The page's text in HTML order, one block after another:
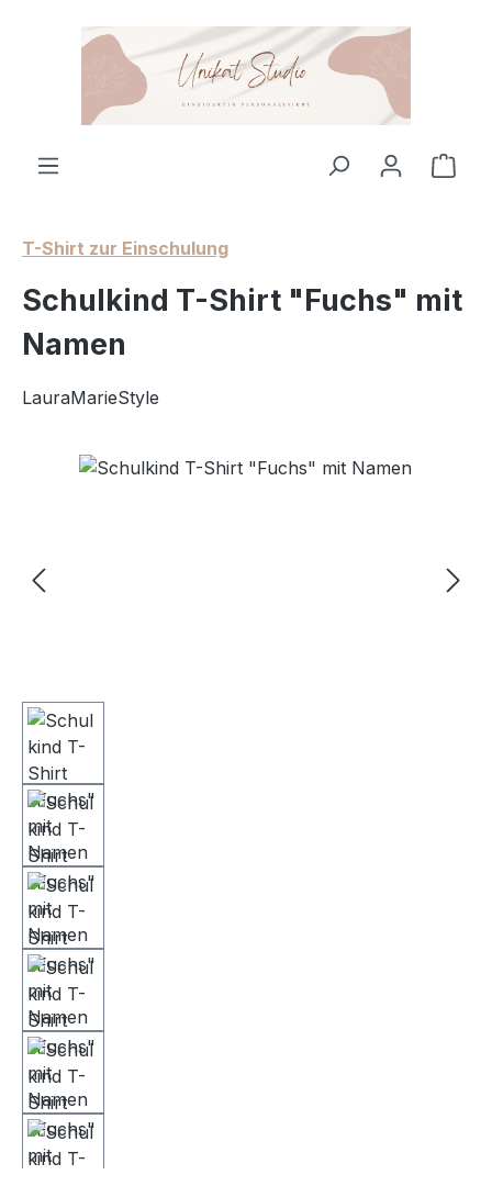
Zum Hauptinhalt springen
T-Shirt zur Einschulung
Schulkind T-Shirt "Fuchs" mit
Namen
LauraMarieStyle
Bildergalerie überspringen